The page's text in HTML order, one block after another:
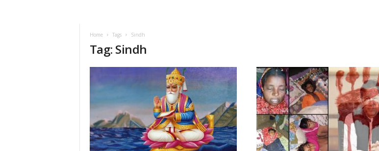
Home Tags Sindh
Tag: Sindh